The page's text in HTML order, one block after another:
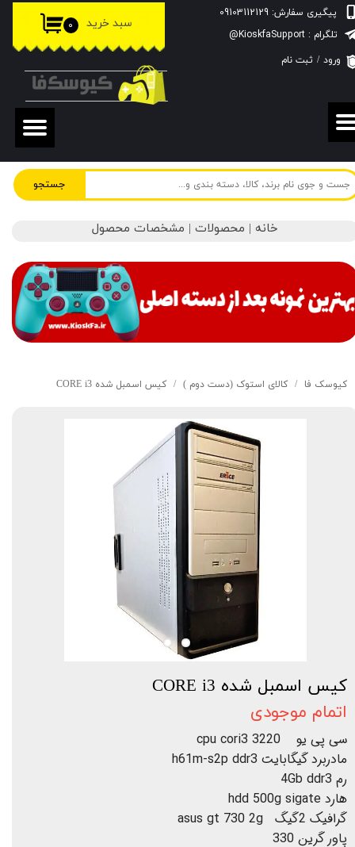
جستجو
پیگیری سفارش: 09103112129
۰ سبد خرید
ورود / ثبت نام
حساب کاربری من
تغییر گذر واژه
سفارشات
خروج از حساب کاربری
تلگرام : KioskfaSupport@
خانه | محصولات | مشخصات محصول
کیوسک‌ فا کالای استوک (دست دوم ) کیس اسمبل شده CORE i3
کیس اسمبل شده CORE i3
اتمام موجودی
سی پی یو cpu cori3 3220
مادربرد گیگابایت h61m-s2p ddr3
رم 4Gb ddr3
هارد hdd 500g sigate
گرافیک 2گیگ asus gt 730 2g
پاور گرین 330